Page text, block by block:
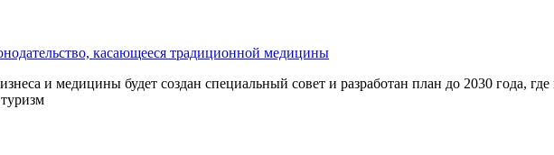
касающееся традиционной медицины
и медицины будет создан специальный совет и разработан план до 2030 года,